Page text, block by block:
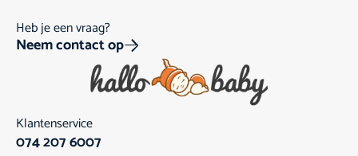
Heb je een vraag?
Neem contact op
Klantenservice
074 207 6007